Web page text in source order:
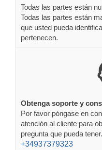
Todas las partes están
Todas las partes están
que usted pueda
pertenecen.
Obtenga soporte y
Por favor póngase en
atención al cliente para
pregunta que pueda
+34937379323